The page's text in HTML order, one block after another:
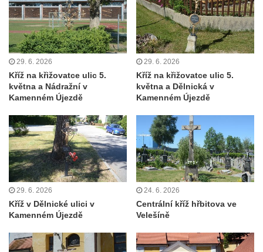
Pánův kříž v Broumovských stěnách
Machovský kříž v Broumovských stěnách
Kříž u domu čp. 113 na Vlčí Hoře
Centrální kříž hřbitova Vlčí Hora
Kříž u domu čp. 128 na Vlčí Hoře
Kříž u domu čp. 79 v ulici Salmovská ve
Velkém Šenově
Kříž naproti domu čp. 23 v ulici Salmovská
ve Velkém Šenově
Kříž u kostela svatého Jana Křtitele v
Teplicích
Želkovic pod horou Libeš
29. 6. 2026
Kříž na křižovatce ulic 5.
května a Nádražní v
Kamenném Újezdě
29. 6. 2026
Kříž na křižovatce ulic 5.
května a Dělnická v
Kamenném Újezdě
29. 6. 2026
Kříž v Dělnické ulici v
Kamenném Újezdě
24. 6. 2026
Centrální kříž hřbitova ve
Velešíně